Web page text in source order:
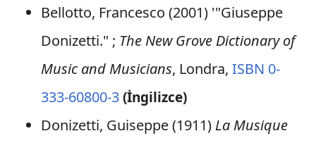
Bellotto, Francesco (2001) '"Giuseppe
Donizetti." ; The New Grove Dictionary of
Music and Musicians, Londra, ISBN 0-
333-60800-3(İngilizce)
Donizetti, Guiseppe (1911) La Musique